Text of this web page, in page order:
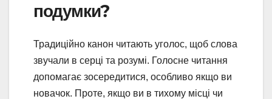
подумки?
Традиційно канон читають уголос, щоб слова
звучали в серці та розумі. Голосне читання
допомагає зосередитися, особливо якщо ви
новачок. Проте, якщо ви в тихому місці чи